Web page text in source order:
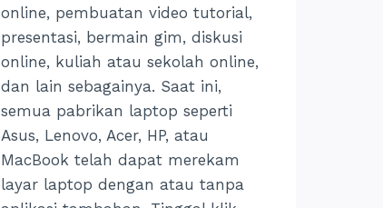
online, pembuatan video tutorial,
presentasi, bermain gim, diskusi
online, kuliah atau sekolah online,
dan lain sebagainya. Saat ini,
semua pabrikan laptop seperti
Asus, Lenovo, Acer, HP, atau
MacBook telah dapat merekam
layar laptop dengan atau tanpa